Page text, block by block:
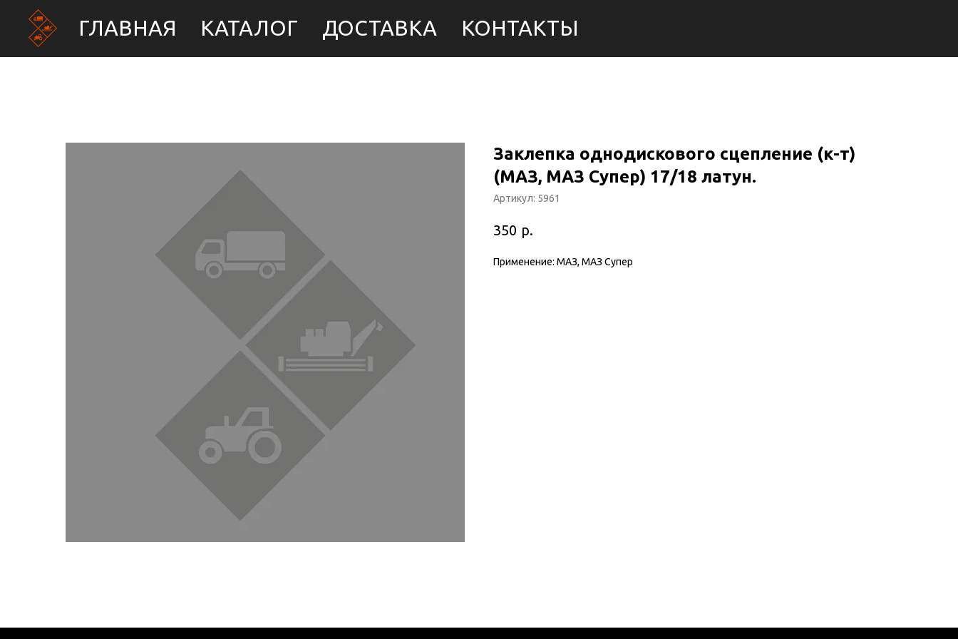
ГЛАВНАЯ КАТАЛОГ ДОСТАВКА КОНТАКТЫ
Заклепка однодискового сцепление (к-т)
(МАЗ, МАЗ Супер) 17/18 латун.
Артикул: 5961
350 р.
Применение: МАЗ, МАЗ Супер